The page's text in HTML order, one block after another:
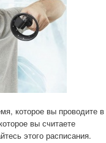
которое вы проводите в
вы считаете
этого расписания.